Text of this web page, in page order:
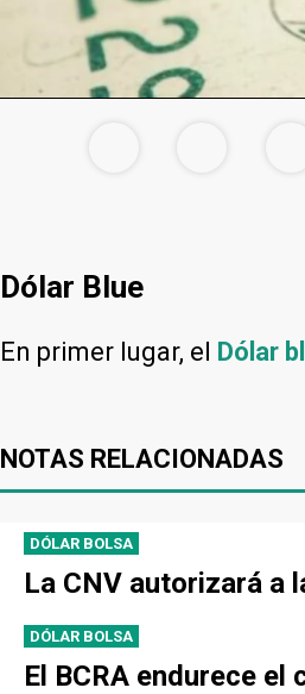
Dólar Blue
En primer lugar, el Dólar
NOTAS RELACIONADAS
DÓLAR BOLSA
La CNV autorizará a
DÓLAR BOLSA
El BCRA endurece